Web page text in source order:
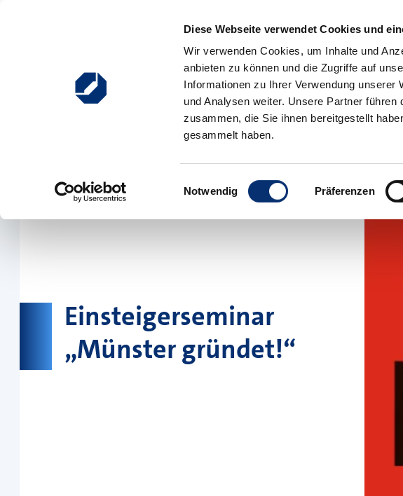
Diese Webseite verwendet Cookies und
Wir verwenden Cookies, um Inhalte und
anbieten zu können und die Zugriffe auf
Informationen zu Ihrer Verwendung
und Analysen weiter. Unsere Partner
zusammen, die Sie ihnen bereitgestellt
gesammelt haben.
Einwilligungsauswahl
Notwendig Präferenzen
Ausbildung Existenzgründung Betriebsführung
Einsteigerseminar
„Münster gründet!“